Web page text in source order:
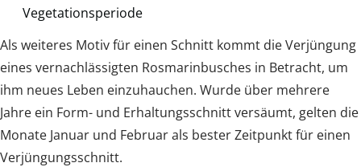
Vegetationsperiode
Als weiteres Motiv für einen Schnitt kommt die Verjüngung
eines vernachlässigten Rosmarinbusches in Betracht, um
ihm neues Leben einzuhauchen. Wurde über mehrere
Jahre ein Form- und Erhaltungsschnitt versäumt, gelten die
Monate Januar und Februar als bester Zeitpunkt für einen
Verjüngungsschnitt.